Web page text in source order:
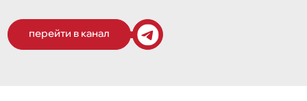
перейти в канал